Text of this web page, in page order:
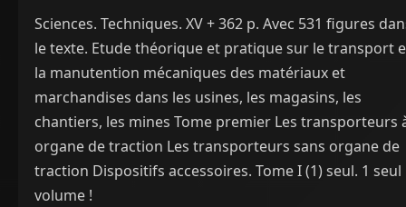
Sciences. Techniques. XV + 362 p. Avec 531 figures
le texte. Etude théorique et pratique sur le transport
la manutention mécaniques des matériaux et
marchandises dans les usines, les magasins, les
chantiers, les mines Tome premier Les transporteurs
organe de traction Les transporteurs sans organe de
traction Dispositifs accessoires. Tome I (1) seul. 1 seul
volume !